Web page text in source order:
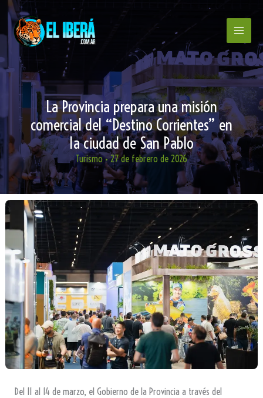
contenido
La Provincia prepara una misión
comercial del “Destino Corrientes” en
la ciudad de San Pablo
Turismo•27 de febrero de 2026
Del 11 al 14 de marzo, el Gobierno de la Provincia a través del